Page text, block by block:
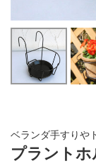
ベランダ手すりや
プラント